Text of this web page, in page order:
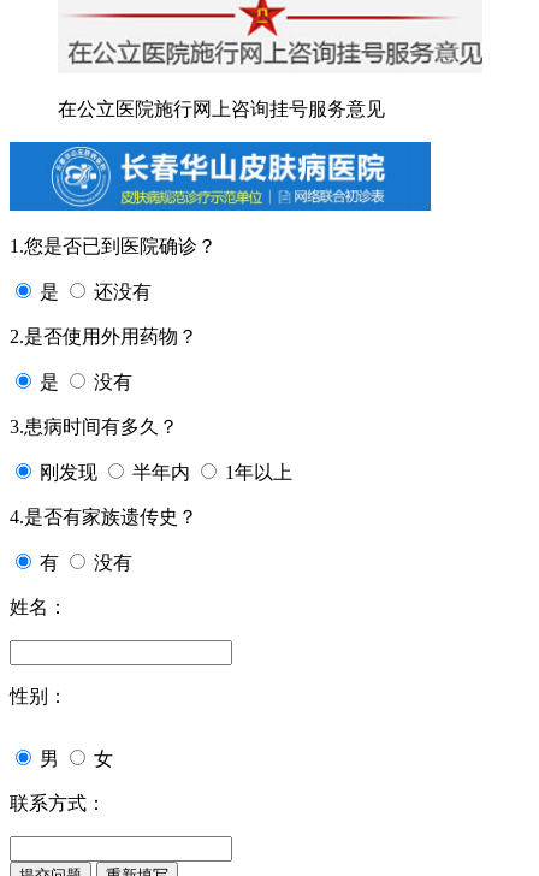
在公立医院施行网上咨询挂号服务意见
1.您是否已到医院确诊？
是 还没有
2.是否使用外用药物？
是 没有
3.患病时间有多久？
刚发现 半年内 1年以上
4.是否有家族遗传史？
有 没有
姓名：
性别：
男 女
联系方式：